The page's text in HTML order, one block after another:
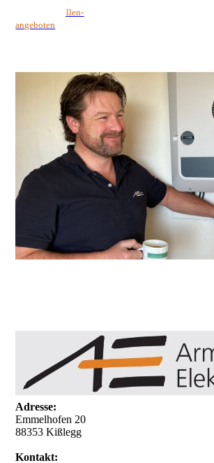
Zu den Stellen­­
angeboten
Adresse:
Emmelhofen 20
88353 Kißlegg
Kontakt: